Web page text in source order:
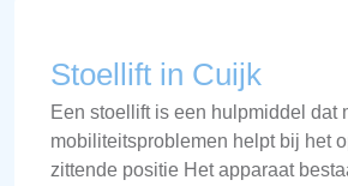
Stoellift in Cuijk
Een stoellift is een hulpmiddel dat
mobiliteitsproblemen helpt bij het
zittende positie Het apparaat